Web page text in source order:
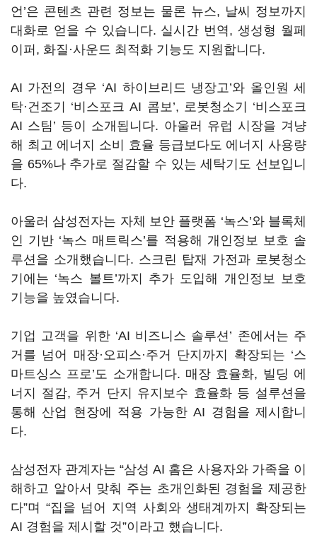
언’은 콘텐츠 관련 정보는 물론 뉴스, 날씨 정보까지
대화로 얻을 수 있습니다. 실시간 번역, 생성형 월페
이퍼, 화질·사운드 최적화 기능도 지원합니다.
AI 가전의 경우 ‘AI 하이브리드 냉장고’와 올인원 세
탁·건조기 ‘비스포크 AI 콤보’, 로봇청소기 ‘비스포크
AI 스팀’ 등이 소개됩니다. 아울러 유럽 시장을 겨냥
해 최고 에너지 소비 효율 등급보다도 에너지 사용량
을 65%나 추가로 절감할 수 있는 세탁기도 선보입니
다.
아울러 삼성전자는 자체 보안 플랫폼 ‘녹스’와 블록체
인 기반 ‘녹스 매트릭스’를 적용해 개인정보 보호 솔
루션을 소개했습니다. 스크린 탑재 가전과 로봇청소
기에는 ‘녹스 볼트’까지 추가 도입해 개인정보 보호
기능을 높였습니다.
기업 고객을 위한 ‘AI 비즈니스 솔루션’ 존에서는 주
거를 넘어 매장·오피스·주거 단지까지 확장되는 ‘스
마트싱스 프로’도 소개합니다. 매장 효율화, 빌딩 에
너지 절감, 주거 단지 유지보수 효율화 등 설루션을
통해 산업 현장에 적용 가능한 AI 경험을 제시합니
다.
삼성전자 관계자는 “삼성 AI 홈은 사용자와 가족을 이
해하고 알아서 맞춰 주는 초개인화된 경험을 제공한
다”며 “집을 넘어 지역 사회와 생태계까지 확장되는
AI 경험을 제시할 것”이라고 했습니다.